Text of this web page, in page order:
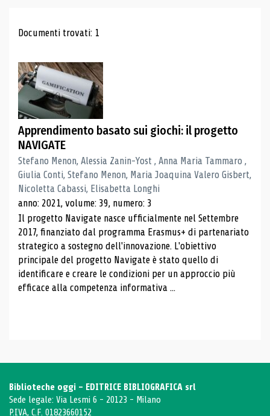
Risultati di ricerca
Documenti trovati: 1
Apprendimento basato sui giochi: il progetto
NAVIGATE
Stefano Menon, Alessia Zanin-Yost , Anna Maria Tammaro ,
Giulia Conti, Stefano Menon, Maria Joaquina Valero Gisbert,
Nicoletta Cabassi, Elisabetta Longhi
anno: 2021, volume: 39, numero: 3
Il progetto Navigate nasce ufficialmente nel Settembre
2017, finanziato dal programma Erasmus+ di partenariato
strategico a sostegno dell'innovazione. L'obiettivo
principale del progetto Navigate è stato quello di
identificare e creare le condizioni per un approccio più
efficace alla competenza informativa ...
Biblioteche oggi - EDITRICE BIBLIOGRAFICA srl
Sede legale: Via Lesmi 6 - 20123 - Milano
P.IVA, C.F. 01823660152